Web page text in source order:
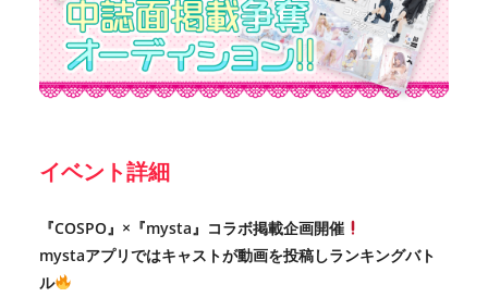
イベント詳細
『COSPO』×『mysta』コラボ掲載企画開催
mystaアプリではキャストが動画を投稿しランキングバト
ル